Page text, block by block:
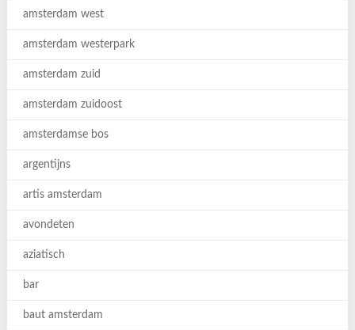
amsterdam west
amsterdam westerpark
amsterdam zuid
amsterdam zuidoost
amsterdamse bos
argentijns
artis amsterdam
avondeten
aziatisch
bar
baut amsterdam